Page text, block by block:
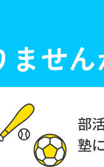
せん
部
塾